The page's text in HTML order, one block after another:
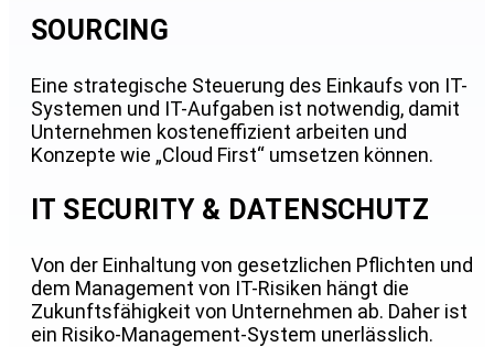
SOURCING
Eine strategische Steuerung des Einkaufs von IT-
Systemen und IT-Aufgaben ist notwendig, damit
Unternehmen kosteneffizient arbeiten und
Konzepte wie „Cloud First“ umsetzen können.
IT SECURITY & DATENSCHUTZ
Von der Einhaltung von gesetzlichen Pflichten und
dem Management von IT-Risiken hängt die
Zukunftsfähigkeit von Unternehmen ab. Daher ist
ein Risiko-Management-System unerlässlich.